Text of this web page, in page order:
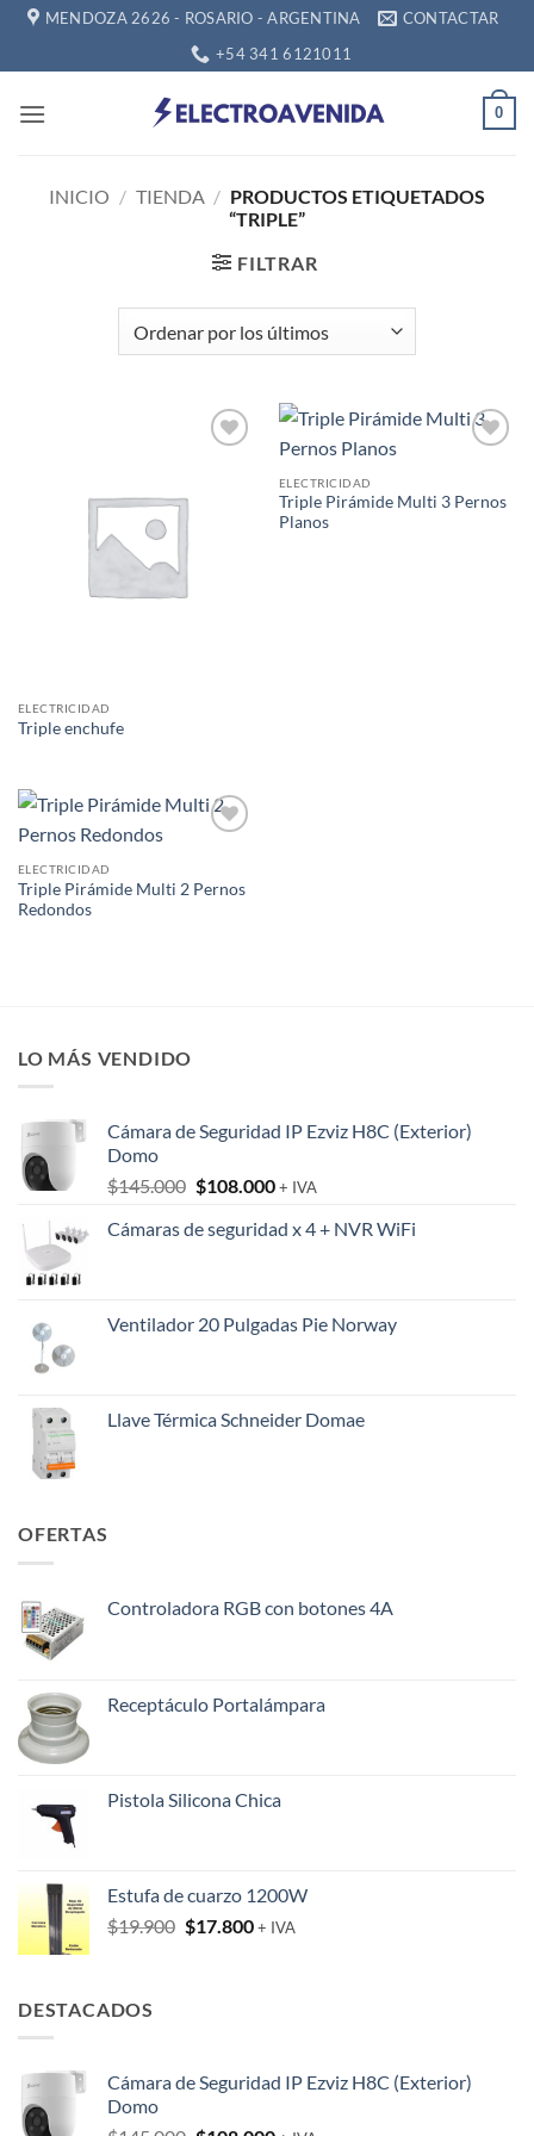
Saltar
contenido
MENDOZA 2626 - ROSARIO - ARGENTINA
CONTACTAR
+54 341 6121011
0
INICIO / TIENDA / PRODUCTOS ETIQUETADOS
“TRIPLE”
FILTRAR
ELECTRICIDAD
Triple enchufe
lista de
deseos
ELECTRICIDAD
Triple Pirámide Multi 3 Pernos
Planos
lista de
deseos
ELECTRICIDAD
Triple Pirámide Multi 2 Pernos
Redondos
LO MÁS VENDIDO
Cámara de Seguridad IP Ezviz H8C (Exterior)
Domo
$145.000 El
original
$108.000El
actual
+ IVA
Cámaras de seguridad x 4 + NVR WiFi
Ventilador 20 Pulgadas Pie Norway
Llave Térmica Schneider Domae
OFERTAS
Controladora RGB con botones 4A
Receptáculo Portalámpara
Pistola Silicona Chica
Estufa de cuarzo 1200W
$19.900 El
$17.800El+ IVA
DESTACADOS
Cámara de Seguridad IP Ezviz H8C (Exterior)
Domo